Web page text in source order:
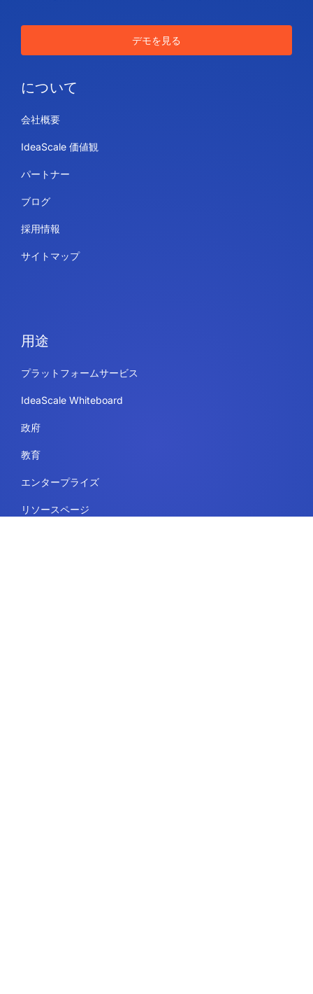
デモを見る
について
会社概要
IdeaScale 価値観
パートナー
ブログ
採用情報
サイトマップ
用途
プラットフォームサービス
IdeaScale Whiteboard
政府
教育
エンタープライズ
リソースページ